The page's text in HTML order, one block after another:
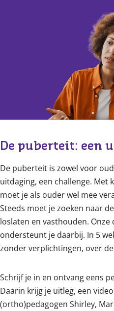
De puberteit: een
De puberteit is zowel voor
uitdaging, een challenge. Met
moet je als ouder wel mee
Steeds moet je zoeken naar
loslaten en vasthouden.
ondersteunt je daarbij. In 5
zonder verplichtingen, over
Schrijf je in en ontvang eens
Daarin krijg je uitleg, een
(ortho)pedagogen Shirley,